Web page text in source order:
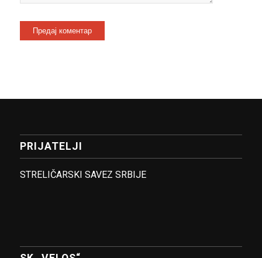
PRIJATELJI
STRELIČARSKI SAVEZ SRBIJE